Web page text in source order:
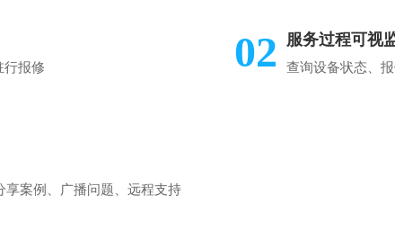
行报修 02 服务过程可视
查询设备状态、
案例、广播问题、远程支持